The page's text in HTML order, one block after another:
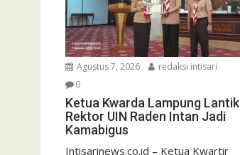
Agustus 7, 2026
redaksi intisari
0
Ketua Kwarda Lampung Lantik
Rektor UIN Raden Intan Jadi
Kamabigus
Intisarinews.co.id – Ketua Kwartir